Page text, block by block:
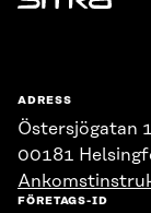
Sitra
ADRESS
Östersjögatan
00181
FÖRETAGS-ID